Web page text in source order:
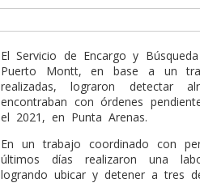
El Servicio de Encargo y
Puerto Montt, en base a un
realizadas, lograron detectar
encontraban con órdenes
el 2021, en Punta Arenas.
En un trabajo coordinado con
últimos días realizaron una
logrando ubicar y detener a tres